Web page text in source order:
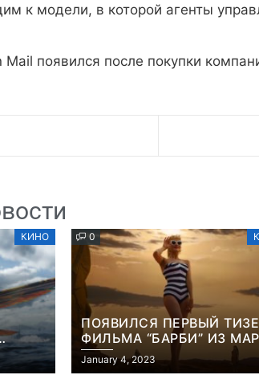
к модели, в которой агенты
появился после покупки
КИНО 0
ПОЯВИЛСЯ ПЕРВЫЙ
ФИЛЬМА “БАРБИ” ИЗ
РОББИ
January 4, 2023